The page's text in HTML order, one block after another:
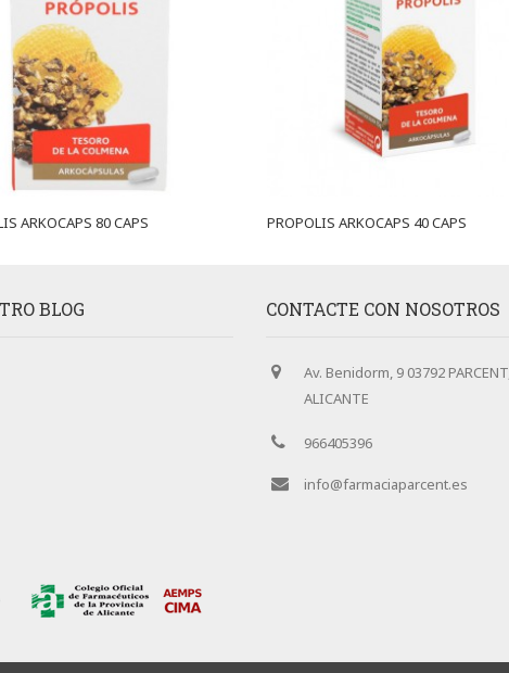
ARKOCAPS 80 CAPS PROPOLIS ARKOCAPS 40 CAPS
BLOG CONTACTE CON NOSOTROS
Av. Benidorm, 9 03792 PARCENT,
ALICANTE
966405396
info@farmaciaparcent.es